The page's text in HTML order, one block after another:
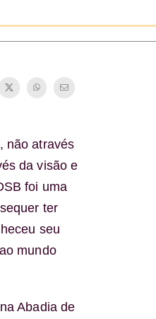
não através
da visão e
foi uma
ter
seu
mundo
Abadia de